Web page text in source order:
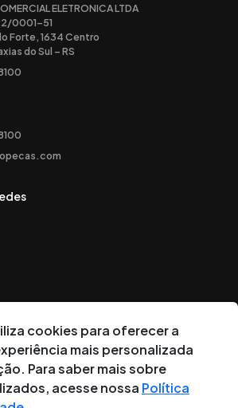
ELETRONICA LTDA
0001-51
Forte, 1634 Centro
do Sul – RS
Comercial Eletrônica Ltda ® - Todos os
cookies para oferecer a
mais personalizada
Para saber mais sobre
acesse nossa Política